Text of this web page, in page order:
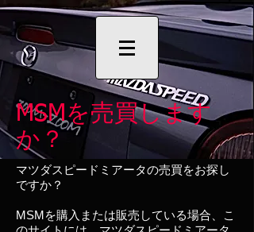
MSMを売買します
か？
マツダスピードミアータの売買をお探し
ですか？
MSMを購入または販売している場合、こ